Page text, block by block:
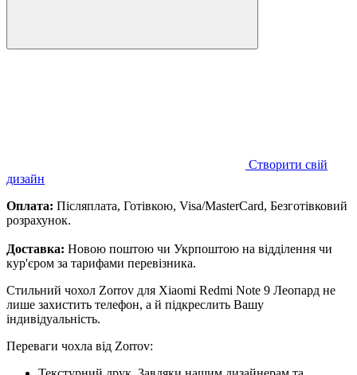
Створити свій
дизайн
Оплата: Післяплата, Готівкою, Visa/MasterCard, Безготівковий
розрахунок.
Доставка: Новою поштою чи Укрпоштою на відділення чи
кур'єром за тарифами перевізника.
Стильний чохол Zorrov для Xiaomi Redmi Note 9 Леопард не
лише захистить телефон, а й підкреслить Вашу
індивідуальність.
Переваги чохла від Zorrov: